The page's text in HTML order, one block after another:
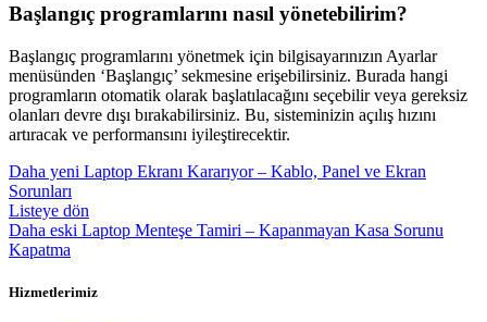
Başlangıç programlarını nasıl yönetebilirim?
Başlangıç programlarını yönetmek için bilgisayarınızın Ayarlar
menüsünden ‘Başlangıç’ sekmesine erişebilirsiniz. Burada hangi
programların otomatik olarak başlatılacağını seçebilir veya gereksiz
olanları devre dışı bırakabilirsiniz. Bu, sisteminizin açılış hızını
artıracak ve performansını iyileştirecektir.
Daha yeni Laptop Ekranı Kararıyor – Kablo, Panel ve Ekran
Sorunları
Listeye dön
Daha eski Laptop Menteşe Tamiri – Kapanmayan Kasa Sorunu
Kapatma
Hizmetlerimiz